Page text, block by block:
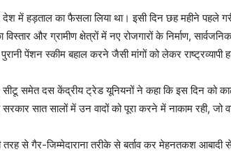
में हड़ताल का फैसला लिया था। इसी दिन छह महीने पहले
और ग्रामीण क्षेत्रों में नए रोजगारों के निर्माण,
पेंशन स्कीम बहाल करने जैसी मांगों को लेकर राष्ट्रव्यापी
समेत दस केंद्रीय ट्रेड यूनियनों ने कहा कि इस दिन को
सरकार सात सालों में उन वादों को पूरा करने में नाकाम रही,
तरह से गैर-जिम्मेदाराना तरीके से बर्ताव कर मेहनतकश आबादी